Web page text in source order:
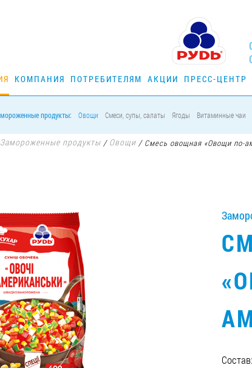
КОМПАНИЯ ПОТРЕБИТЕЛЯМ АКЦИИ ПРЕСС-ЦЕНТР
продукты: Овощи Смеси, супы, салаты Ягоды Витаминные чаи
Замороженные продукты / Овощи /Смесь овощная «Овощи по-